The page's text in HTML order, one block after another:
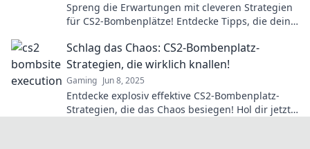
Spreng die Erwartungen mit cleveren Strategien
für CS2-Bombenplätze! Entdecke Tipps, die dein
Schlag das Chaos: CS2-Bombenplatz-
Strategien, die wirklich knallen!
Gaming Jun 8, 2025
Entdecke explosiv effektive CS2-Bombenplatz-
Strategien, die das Chaos besiegen! Hol dir jetzt